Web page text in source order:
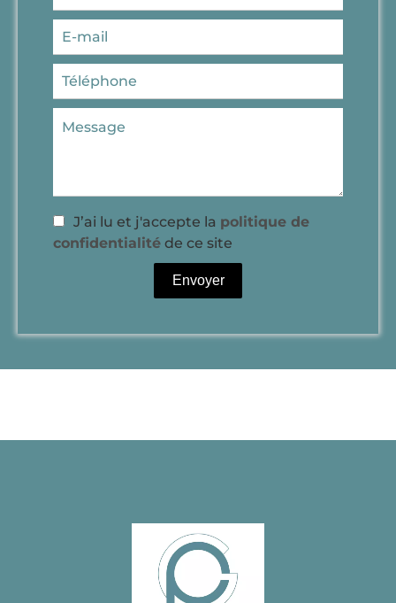
J’ai lu et j'accepte la politique de
confidentialité de ce site
Envoyer